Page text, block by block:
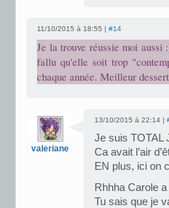
11/10/2015 à 18:55 | #14
Je la trouve réussie moi
fallu qu'elle soit trop
chaque année. Meilleur
valeriane
13/10/2015 à 22:14 |
Je suis TOTAL
Ca avait l’air
EN plus, ici on
Rhhha Carole
Tu sais que je